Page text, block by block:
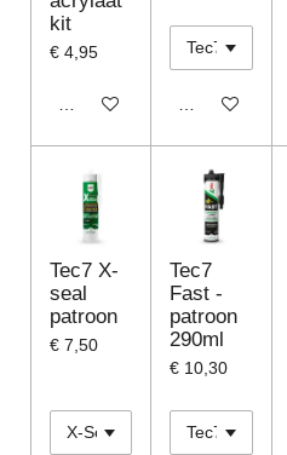
kit
€ 4,95
In winkelwagen In winkelwagen
Tec7 X-
seal
patroon
€ 7,50
Tec7
Fast -
patroon
290ml
€ 10,30